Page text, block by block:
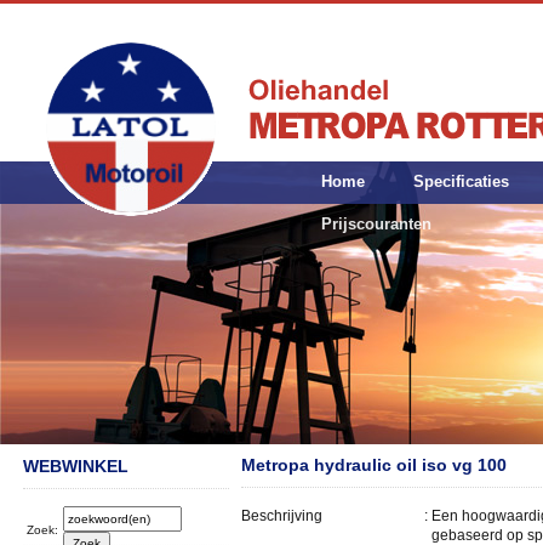
Home Specificaties
Prijscouranten
WEBWINKEL
Zoek:
Metropa hydraulic oil iso vg 100
Beschrijving : Een
gebaseerd op